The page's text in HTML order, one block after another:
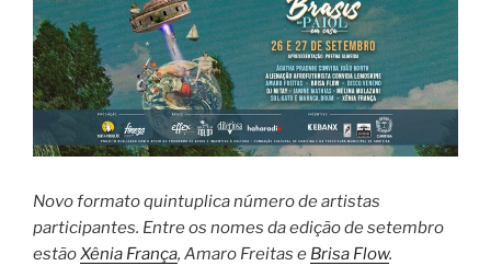
Novo formato quintuplica número de artistas
participantes. Entre os nomes da edição de setembro
estãoXênia França, Amaro Freitas e Brisa Flow.